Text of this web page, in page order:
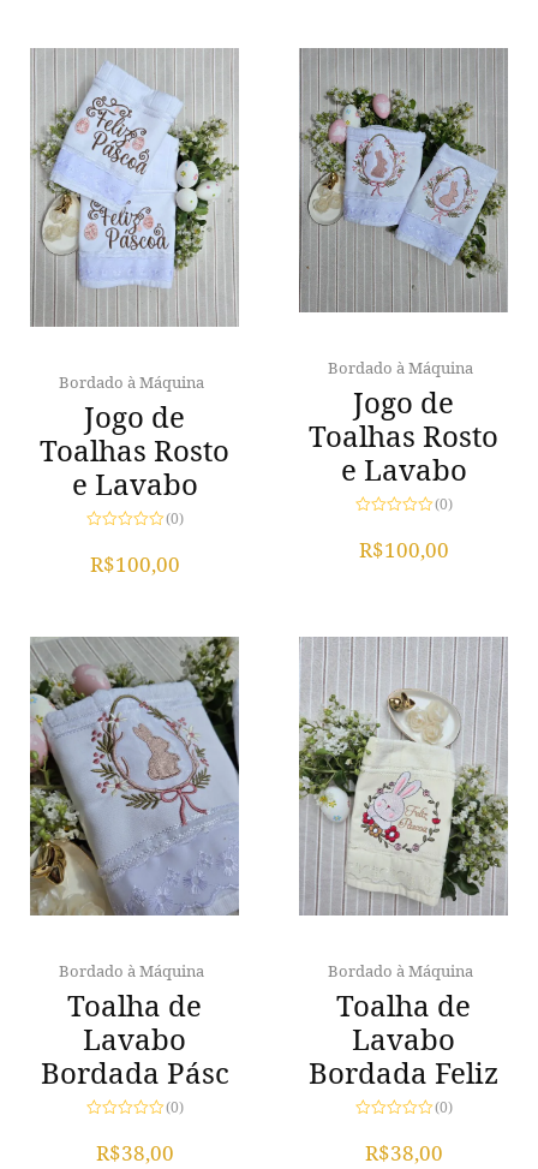
Bordado à Máquina
Jogo de
Toalhas Rosto
e Lavabo
de
(0)
R$100,00
Bordado à Máquina
Jogo de
Toalhas Rosto
e Lavabo
de
(0)
R$100,00
Bordado à Máquina
Toalha de
Lavabo
Bordada Pásc
de
(0)
R$38,00
Bordado à Máquina
Toalha de
Lavabo
Bordada Feliz
de
(0)
R$38,00